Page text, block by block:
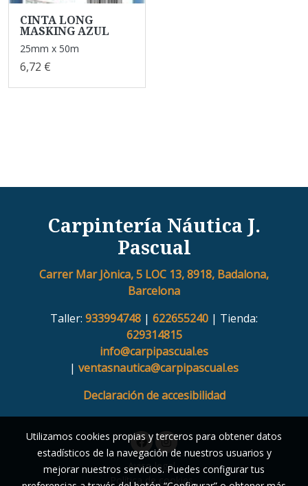
CINTA LONG
MASKING AZUL
25mm x 50m
6,72 €
Carpintería Náutica J.
Pascual
Carrer Mar Jònica, 5 LOC 13, 8918, Badalona,
Barcelona
Taller: 933994748 | 622655240 | Tienda:
629314815
info@carpipascual.es
| ventasnautica@carpipascual.es
Declaración de accesibilidad
Aviso legal
Política de cookies
Utilizamos cookies propias y terceros para obtener datos
estadísticos de la navegación de nuestros usuarios y
mejorar nuestros servicios. Puedes configurar tus